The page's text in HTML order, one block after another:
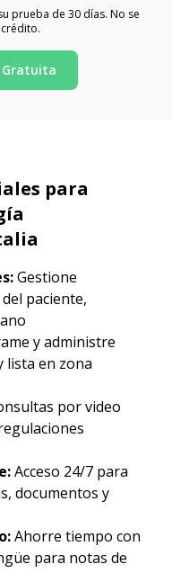
prueba de 30 días. No se
Gratuita
para
Gestione
paciente,
y administre
lista en zona
por video
Acceso 24/7 para
documentos y
Ahorre tiempo con
para notas de